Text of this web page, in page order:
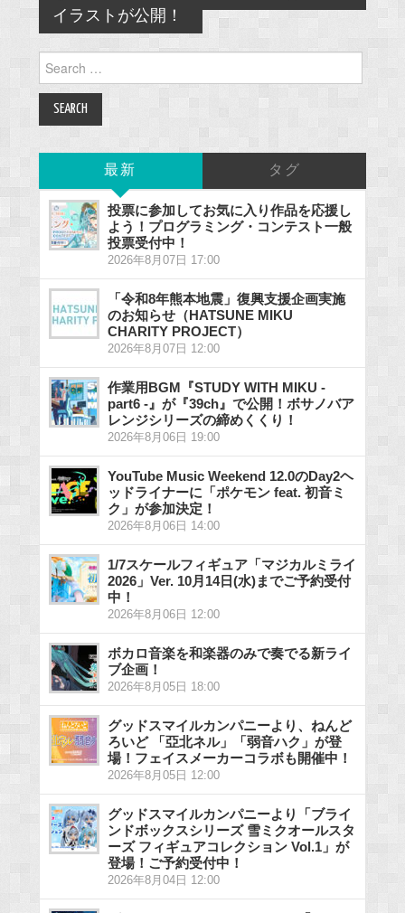
イラストが公開！
Search
for:
最新 タグ
投票に参加してお気に入り作品を応援し
よう！プログラミング・コンテスト一般
投票受付中！
2026年8月07日 17:00
「令和8年熊本地震」復興支援企画実施
のお知らせ（HATSUNE MIKU
CHARITY PROJECT）
2026年8月07日 12:00
作業用BGM『STUDY WITH MIKU -
part6 -』が『39ch』で公開！ボサノバア
レンジシリーズの締めくくり！
2026年8月06日 19:00
YouTube Music Weekend 12.0のDay2ヘ
ッドライナーに「ポケモン feat. 初音ミ
ク」が参加決定！
2026年8月06日 14:00
1/7スケールフィギュア「マジカルミライ
2026」Ver. 10月14日(水)までご予約受付
中！
2026年8月06日 12:00
ボカロ音楽を和楽器のみで奏でる新ライ
ブ企画！
2026年8月05日 18:00
グッドスマイルカンパニーより、ねんど
ろいど 「亞北ネル」「弱音ハク」が登
場！フェイスメーカーコラボも開催中！
2026年8月05日 12:00
グッドスマイルカンパニーより「ブライ
ンドボックスシリーズ 雪ミクオールスタ
ーズ フィギュアコレクション Vol.1」が
登場！ご予約受付中！
2026年8月04日 12:00